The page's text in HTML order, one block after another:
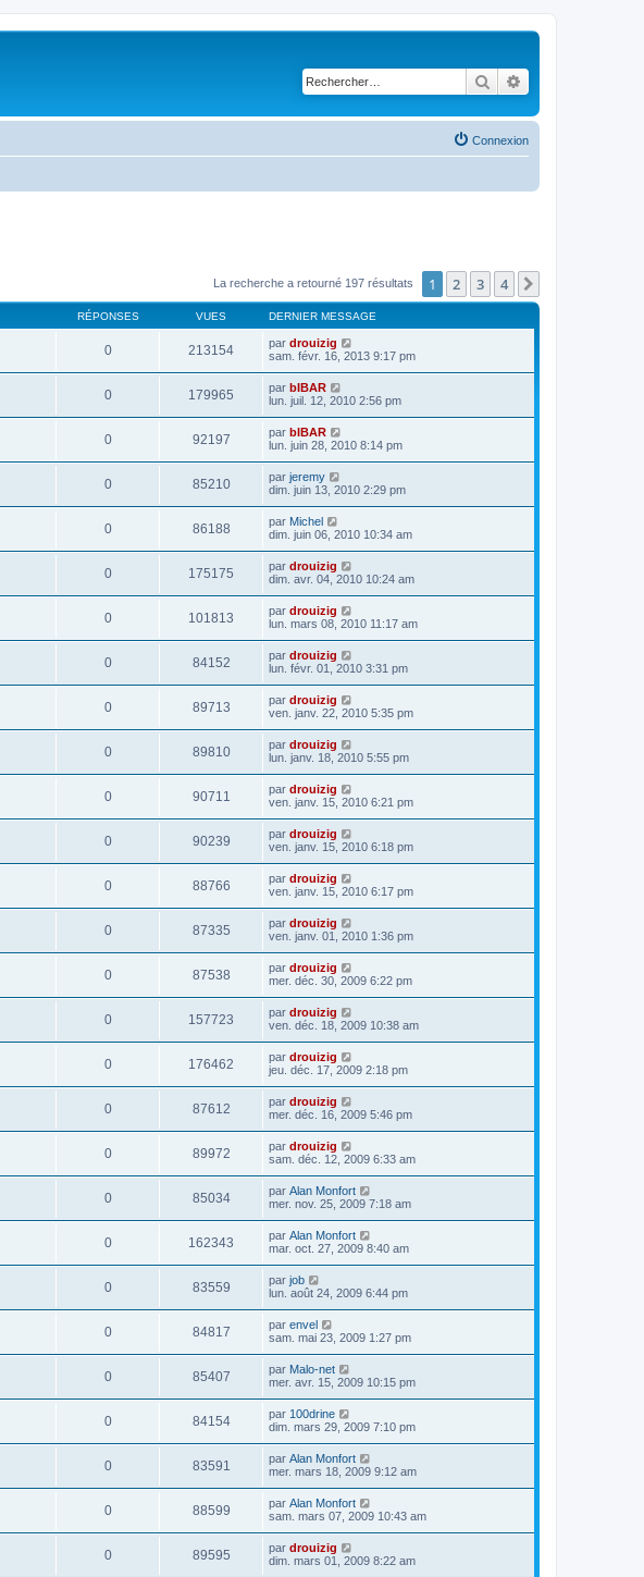
Rechercher
Connexion
La recherche a retourné 197 résultats 1 2 3 4
RÉPONSES VUES DERNIER MESSAGE
0 213154 par drouizig
sam. févr. 16, 2013 9:17 pm
0 179965 par bIBAR
lun. juil. 12, 2010 2:56 pm
0 92197 par bIBAR
lun. juin 28, 2010 8:14 pm
0 85210 par jeremy
dim. juin 13, 2010 2:29 pm
0 86188 par Michel
dim. juin 06, 2010 10:34 am
0 175175 par drouizig
dim. avr. 04, 2010 10:24 am
0 101813 par drouizig
lun. mars 08, 2010 11:17 am
0 84152 par drouizig
lun. févr. 01, 2010 3:31 pm
0 89713 par drouizig
ven. janv. 22, 2010 5:35 pm
0 89810 par drouizig
lun. janv. 18, 2010 5:55 pm
0 90711 par drouizig
ven. janv. 15, 2010 6:21 pm
0 90239 par drouizig
ven. janv. 15, 2010 6:18 pm
0 88766 par drouizig
ven. janv. 15, 2010 6:17 pm
0 87335 par drouizig
ven. janv. 01, 2010 1:36 pm
0 87538 par drouizig
mer. déc. 30, 2009 6:22 pm
0 157723 par drouizig
ven. déc. 18, 2009 10:38 am
0 176462 par drouizig
jeu. déc. 17, 2009 2:18 pm
0 87612 par drouizig
mer. déc. 16, 2009 5:46 pm
0 89972 par drouizig
sam. déc. 12, 2009 6:33 am
0 85034 par Alan Monfort
mer. nov. 25, 2009 7:18 am
0 162343 par Alan Monfort
mar. oct. 27, 2009 8:40 am
0 83559 par job
lun. août 24, 2009 6:44 pm
0 84817 par envel
sam. mai 23, 2009 1:27 pm
0 85407 par Malo-net
mer. avr. 15, 2009 10:15 pm
0 84154 par 100drine
dim. mars 29, 2009 7:10 pm
0 83591 par Alan Monfort
mer. mars 18, 2009 9:12 am
0 88599 par Alan Monfort
sam. mars 07, 2009 10:43 am
0 89595 par drouizig
dim. mars 01, 2009 8:22 am